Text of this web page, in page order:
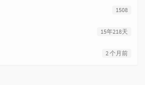
1508
15年218天
2 个月前